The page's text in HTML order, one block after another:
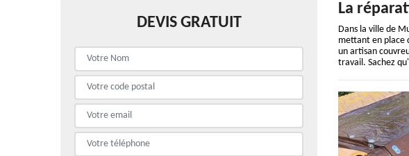
DEVIS GRATUIT
La
Dans la ville de
mettant en place
un artisan
travail. Sachez